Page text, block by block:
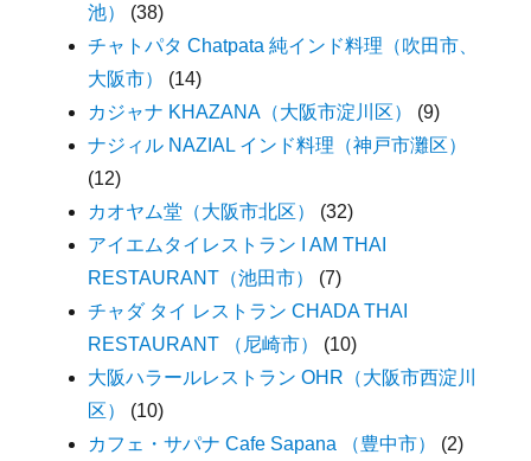
池）
(38)
チャトパタ Chatpata 純インド料理（吹田市、
大阪市）
(14)
カジャナ KHAZANA（大阪市淀川区）
(9)
ナジィル NAZIAL インド料理（神戸市灘区）
(12)
カオヤム堂（大阪市北区）
(32)
アイエムタイレストラン I AM THAI
RESTAURANT（池田市）
(7)
チャダ タイ レストラン CHADA THAI
RESTAURANT （尼崎市）
(10)
大阪ハラールレストラン OHR（大阪市西淀川
区）
(10)
カフェ・サパナ Cafe Sapana （豊中市）
(2)